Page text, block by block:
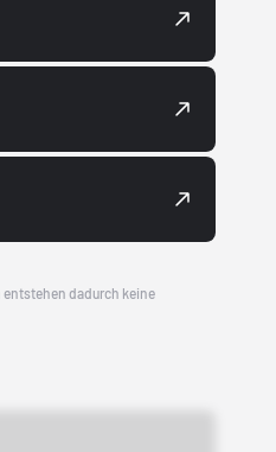
entstehen dadurch keine